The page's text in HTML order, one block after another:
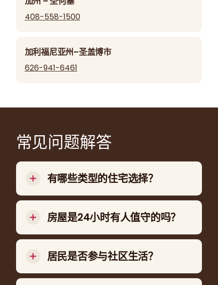
408-558-1500
加利福尼亚州–圣盖博市
626-941-6461
常见问题解答
有哪些类型的住宅选择？
选项包括社区式家庭、支持性生活安排、居家支
持和 LifeSharing。.
房屋是24小时有人值守的吗？
工作人员人数根据个人支持需求而定，各居家单
位有所不同。.
居民是否参与社区生活？
是的。社区参与、选择和独立是我们住宅服务的